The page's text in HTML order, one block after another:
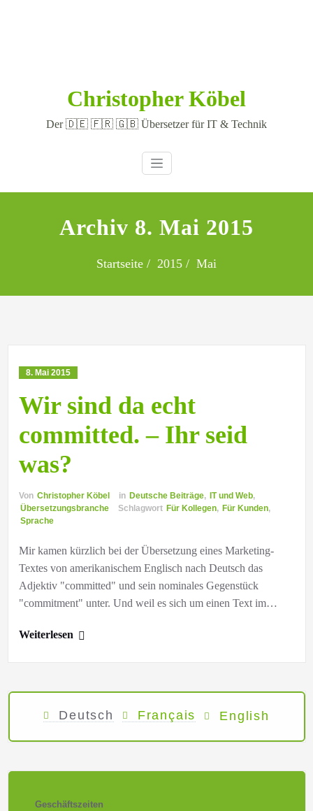
Christopher Köbel
Der 🇩🇪 🇫🇷 🇬🇧 Übersetzer für IT & Technik
Archiv 8. Mai 2015
Startseite 2015 Mai
8. Mai 2015
Wir sind da echt
committed. – Ihr seid
was?
Von Christopher Köbel in Deutsche Beiträge, IT und Web,
Übersetzungsbranche
Schlagwort Für Kollegen, Für Kunden,
Sprache
Mir kamen kürzlich bei der Übersetzung eines Marketing-
Textes von amerikanischem Englisch nach Deutsch das
Adjektiv "committed" und sein nominales Gegenstück
"commitment" unter. Und weil es sich um einen Text im…
Weiterlesen
Deutsch Français English
Geschäftszeiten